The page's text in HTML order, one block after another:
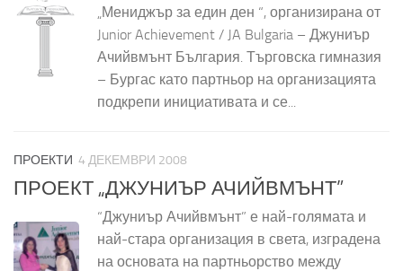
„Мениджър за един ден “, организирана от
Junior Achievement / JA Bulgaria – Джуниър
Ачийвмънт България. Търговска гимназия
– Бургас като партньор на организацията
подкрепи инициативата и се...
ПРОЕКТИ 4 ДЕКЕМВРИ 2008
ПРОЕКТ „ДЖУНИЪР АЧИЙВМЪНТ”
“Джуниър Ачийвмънт” е най-голямата и
най-стара организация в света, изградена
на основата на партньорство между